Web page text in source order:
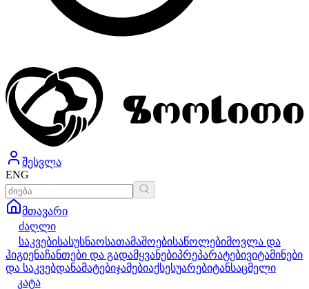
შესვლა
ENG
მთავარი
ძაღლი
საკვებისასუსნაოსათამაშოებისაწოლებიმოვლა და
ჰიგიენაჩანთები და გადამყვანებიპრეპარატებივიტამინები
და საკვებდანამატებიჯამებიაქსესუარებიტანსაცმელი
კატა